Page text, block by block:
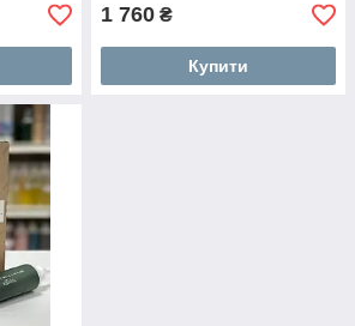
1 760 ₴
Купити